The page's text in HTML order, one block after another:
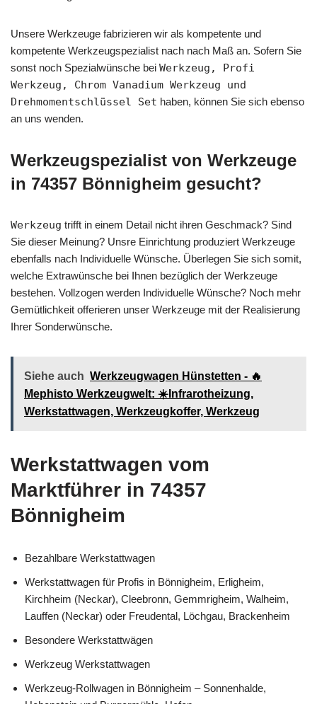
Unsere Werkzeuge fabrizieren wir als kompetente und
kompetente Werkzeugspezialist nach nach Maß an. Sofern Sie
sonst noch Spezialwünsche bei Werkzeug, Profi
Werkzeug, Chrom Vanadium Werkzeug und
Drehmomentschlüssel Set haben, können Sie sich ebenso
an uns wenden.
Werkzeugspezialist von Werkzeuge
in 74357 Bönnigheim gesucht?
Werkzeug trifft in einem Detail nicht ihren Geschmack? Sind
Sie dieser Meinung? Unsre Einrichtung produziert Werkzeuge
ebenfalls nach Individuelle Wünsche. Überlegen Sie sich somit,
welche Extrawünsche bei Ihnen bezüglich der Werkzeuge
bestehen. Vollzogen werden Individuelle Wünsche? Noch mehr
Gemütlichkeit offerieren unser Werkzeuge mit der Realisierung
Ihrer Sonderwünsche.
Siehe auch Werkzeugwagen Hünstetten - 🔥
Mephisto Werkzeugwelt: ☀️Infrarotheizung,
Werkstattwagen, Werkzeugkoffer, Werkzeug
Werkstattwagen vom
Marktführer in 74357
Bönnigheim
Bezahlbare Werkstattwagen
Werkstattwagen für Profis in Bönnigheim, Erligheim,
Kirchheim (Neckar), Cleebronn, Gemmrigheim, Walheim,
Lauffen (Neckar) oder Freudental, Löchgau, Brackenheim
Besondere Werkstattwägen
Werkzeug Werkstattwagen
Werkzeug-Rollwagen in Bönnigheim – Sonnenhalde,